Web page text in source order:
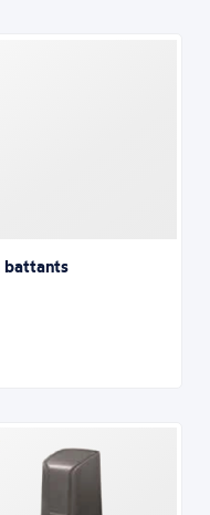
battants